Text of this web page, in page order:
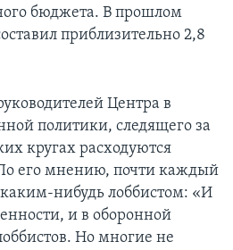
бюджета. В прошлом
приблизительно 2,8
Центра в
политики, следящего за
кругах расходуются
его мнению, почти каждый
нибудь лоббистом: «И
и в оборонной
Но многие не